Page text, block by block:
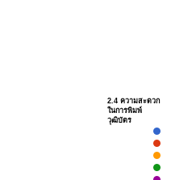
2.4 ความสะดวก
ในการพิมพ์
วุฒิบัตร